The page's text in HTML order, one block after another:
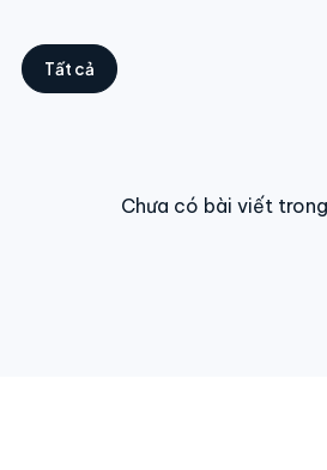
Tất cả
Chưa có bài viết